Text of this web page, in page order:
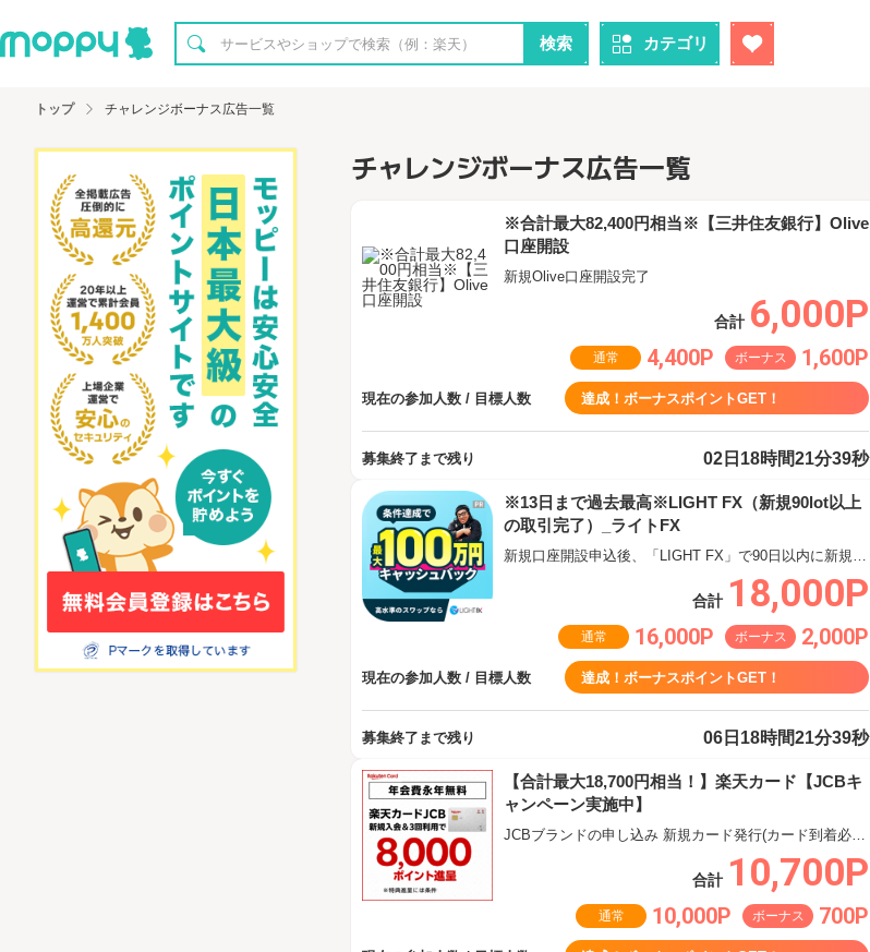
検索 カテゴリ
トップ チャレンジボーナス広告一覧
チャレンジボーナス広告一覧
※合計最大82,400円相当※【三井住友銀行】Olive
口座開設
新規Olive口座開設完了
合計 6,000P
通常 4,400P ボーナス 1,600P
現在の参加人数 / 目標人数 達成！ボーナスポイントGET！
募集終了まで残り 02日18時間21分38秒
※13日まで過去最高※LIGHT FX（新規90lot以上
の取引完了）_ライトFX
新規口座開設申込後、「LIGHT FX」で90日以内に新規90lot以上の取引完了
合計 18,000P
通常 16,000P ボーナス 2,000P
現在の参加人数 / 目標人数 達成！ボーナスポイントGET！
募集終了まで残り 06日18時間21分38秒
【合計最大18,700円相当！】楽天カード【JCBキ
ャンペーン実施中】
JCBブランドの申し込み 新規カード発行(カード到着必須)
合計 10,700P
通常 10,000P ボーナス 700P